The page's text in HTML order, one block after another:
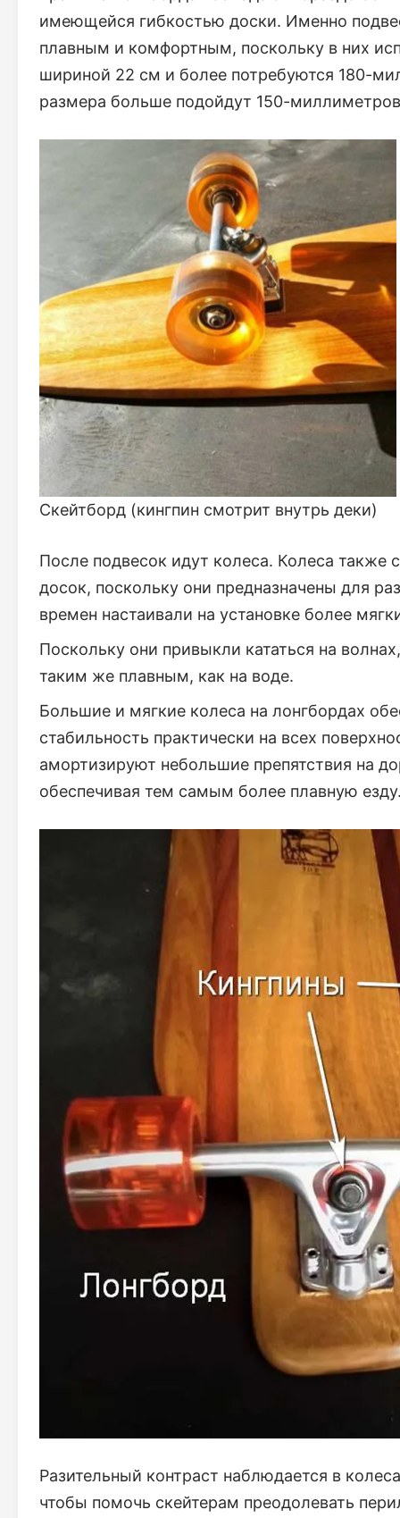
имеющейся гибкостью доски. Именно
плавным и комфортным, поскольку в них
шириной 22 см и более потребуются 180-
размера больше подойдут 150-
Скейтборд (кингпин смотрит внутрь деки)
После подвесок идут колеса. Колеса
досок, поскольку они предназначены для
времен настаивали на установке более
Поскольку они привыкли кататься на
таким же плавным, как на воде.
Большие и мягкие колеса на лонгбордах
стабильность практически на всех
амортизируют небольшие препятствия на
обеспечивая тем самым более плавную
Разительный контраст наблюдается в
чтобы помочь скейтерам преодолевать